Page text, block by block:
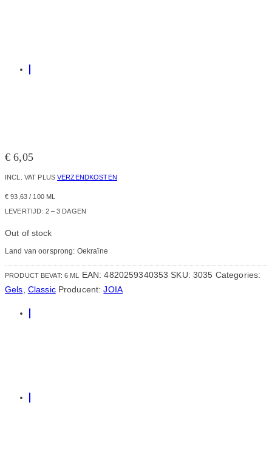
€ 6,05
INCL. VAT PLUSVERZENDKOSTEN
€ 93,63/ 100 ML
LEVERTIJD: 2 – 3 DAGEN
Out of stock
Land van oorsprong: Oekraïne
PRODUCT BEVAT: 6 ML EAN:4820259340353 SKU:3035 Categories:
Gels Classic Producent:JOIA